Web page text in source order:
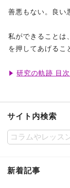
善悪もない。良い
私ができることは
を押してあげるこ
研究の軌跡 目
サイト内検索
新着記事